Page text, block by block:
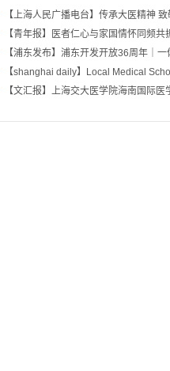
【上海人民广播电台】传承大医精神
【青年报】医者仁心与家国情怀同频
【浦东发布】浦东开发开放36周年｜
【shanghai daily】Local Medical
【文汇报】上海交大医学院海南国际